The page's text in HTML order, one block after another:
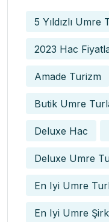
5 Yıldızlı Umre
2023 Hac
Amade Turizm
Butik Umre
Deluxe Hac
Deluxe Umre
En Iyi Umre
En Iyi Umre